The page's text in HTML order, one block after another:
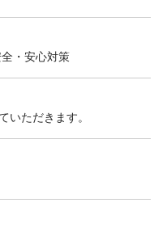
・安心対策
いただきます。